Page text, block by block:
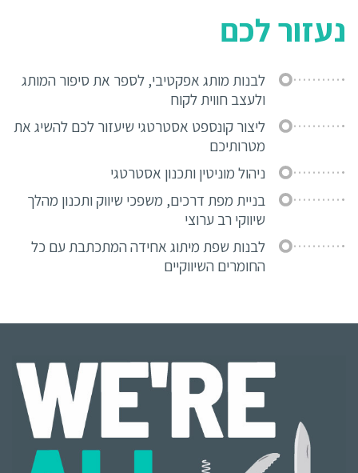
נעזור לכם
לבנות מותג אפקטיבי, לספר את סיפור המותג
ולעצב חווית לקוח
ליצור קונספט אסטרטגי שיעזור לכם להשיג את
מטרותיכם
ניהול מוניטין ותכנון אסטרטגי
בניית מפת דרכים, משפכי שיווק ותכנון מהלך
שיווקי רב ערוצי
לבנות שפת מיתוג אחידה המתכתבת עם כל
החומרים השיווקיים